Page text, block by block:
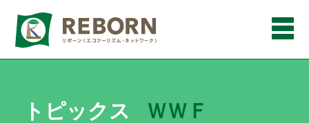
メ
トピックス ＷＷＦ